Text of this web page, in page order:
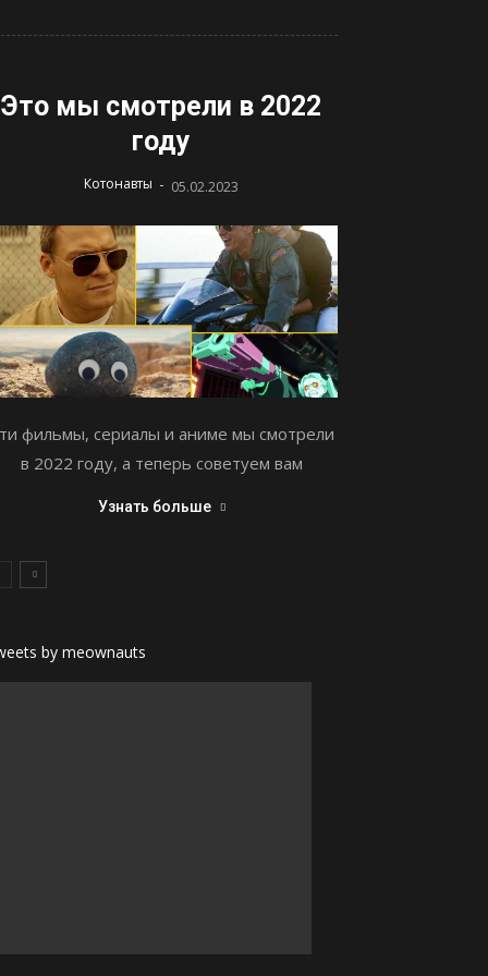
Это мы смотрели в 2022
году
Котонавты - 05.02.2023
фильмы, сериалы и аниме мы смотрели
в 2022 году, а теперь советуем вам
Узнать больше
by meownauts